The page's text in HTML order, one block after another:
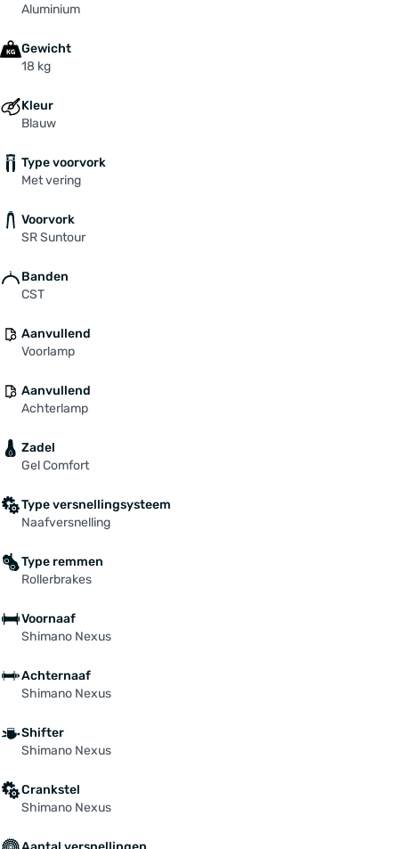
Aluminium
Gewicht
18 kg
Kleur
Blauw
Type voorvork
Met vering
Voorvork
SR Suntour
Banden
CST
Aanvullend
Voorlamp
Aanvullend
Achterlamp
Zadel
Gel Comfort
Type versnellingsysteem
Naafversnelling
Type remmen
Rollerbrakes
Voornaaf
Shimano Nexus
Achternaaf
Shimano Nexus
Shifter
Shimano Nexus
Crankstel
Shimano Nexus